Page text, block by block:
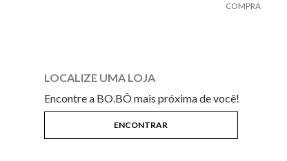
COMPRA
LOCALIZE UMA LOJA
Encontre a BO.BÔ mais próxima de você!